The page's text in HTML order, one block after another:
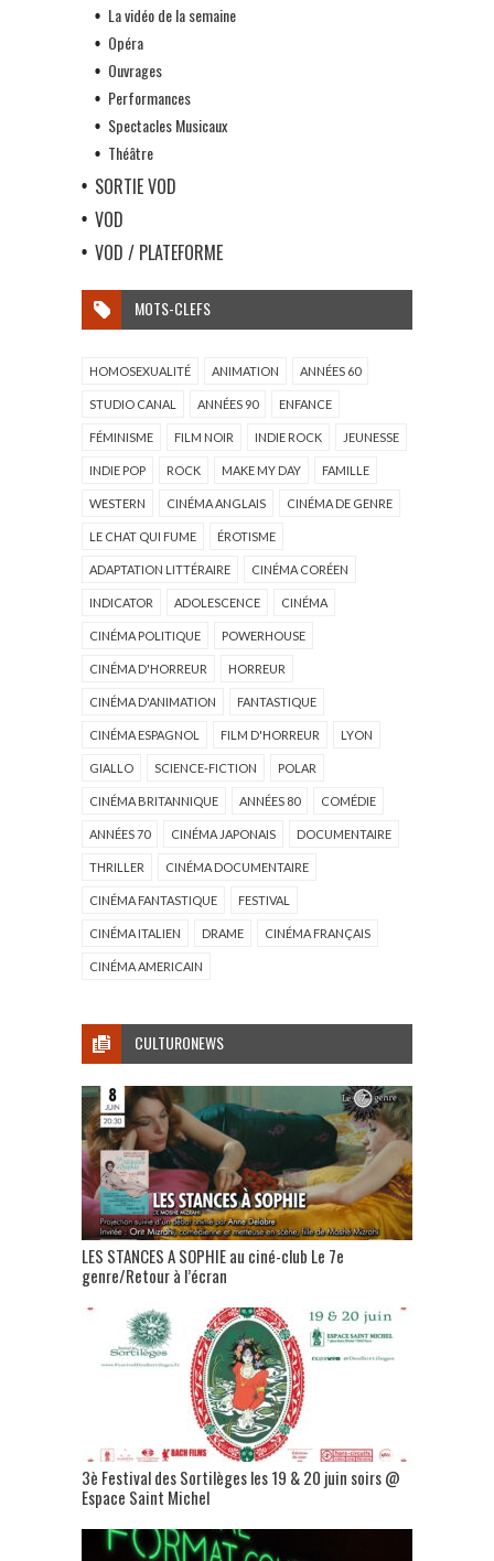
La vidéo de la semaine
Opéra
Ouvrages
Performances
Spectacles Musicaux
Théâtre
SORTIE VOD
VOD
VOD / PLATEFORME
MOTS-CLEFS
HOMOSEXUALITÉ ANIMATION ANNÉES 60
STUDIO CANAL ANNÉES 90 ENFANCE
FÉMINISME FILM NOIR INDIE ROCK JEUNESSE
INDIE POP ROCK MAKE MY DAY FAMILLE
WESTERN CINÉMA ANGLAIS CINÉMA DE GENRE
LE CHAT QUI FUME ÉROTISME
ADAPTATION LITTÉRAIRE CINÉMA CORÉEN
INDICATOR ADOLESCENCE CINÉMA
CINÉMA POLITIQUE POWERHOUSE
CINÉMA D'HORREUR HORREUR
CINÉMA D'ANIMATION FANTASTIQUE
CINÉMA ESPAGNOL FILM D'HORREUR LYON
GIALLO SCIENCE-FICTION POLAR
CINÉMA BRITANNIQUE ANNÉES 80 COMÉDIE
ANNÉES 70 CINÉMA JAPONAIS DOCUMENTAIRE
THRILLER CINÉMA DOCUMENTAIRE
CINÉMA FANTASTIQUE FESTIVAL
CINÉMA ITALIEN DRAME CINÉMA FRANÇAIS
CINÉMA AMERICAIN
CULTURONEWS
LES STANCES A SOPHIE au ciné-club Le 7e
genre/Retour à l’écran
3è Festival des Sortilèges les 19 & 20 juin soirs @
Espace Saint Michel